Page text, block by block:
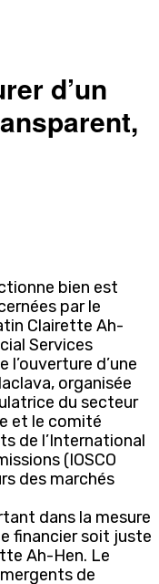
d’un
bien est
par le
Clairette Ah-
Services
l’ouverture d’une
organisée
du secteur
et le comité
de l’International
(IOSCO
des marchés
dans la mesure
financier soit juste
Ah-Hen. Le
de